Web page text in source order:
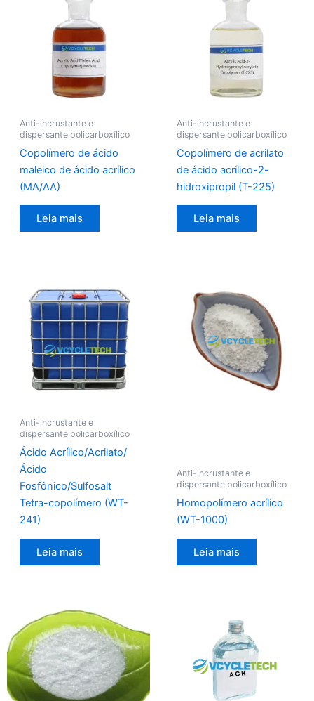
Anti-incrustante e
dispersante policarboxílico
Copolímero de ácido
maleico de ácido acrílico
(MA/AA)
Leia mais
Anti-incrustante e
dispersante policarboxílico
Copolímero de acrilato
de ácido acrílico-2-
hidroxipropil (T-225)
Leia mais
Anti-incrustante e
dispersante policarboxílico
Ácido Acrílico/Acrilato/
Ácido
Fosfônico/Sulfosalt
Tetra-copolímero (WT-
241)
Leia mais
Anti-incrustante e
dispersante policarboxílico
Homopolímero acrílico
(WT-1000)
Leia mais